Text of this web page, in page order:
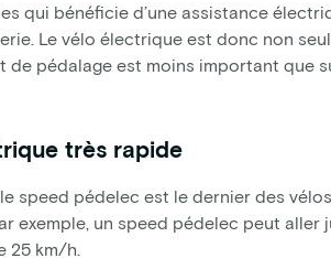
qui bénéficie d’une assistance
Le vélo électrique est donc non
de pédalage est moins important que
très rapide
speed pédelec est le dernier des
exemple, un speed pédelec peut aller
25 km/h.